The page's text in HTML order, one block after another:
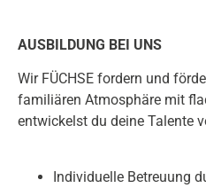
AUSBILDUNG BEI UNS
Wir FÜCHSE fordern und
familiären Atmosphäre mit
entwickelst du deine Talente
Individuelle Betreuung